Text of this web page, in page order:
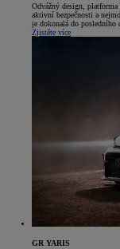
Odvážný design,
aktivní bezpečnosti a
je dokonalá do posledního
Zjistěte více
GR YARIS